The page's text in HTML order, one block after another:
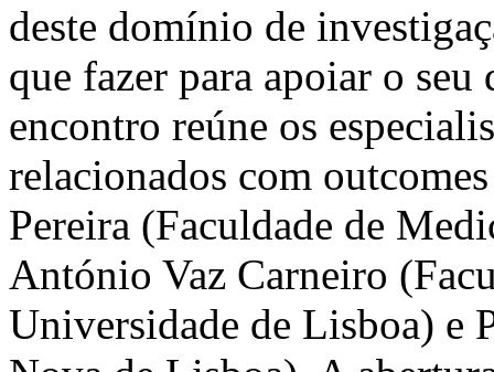
deste domínio de
que fazer para apoiar o
encontro reúne os
relacionados com
Pereira (Faculdade de
António Vaz Carneiro
Universidade de Lisboa) e